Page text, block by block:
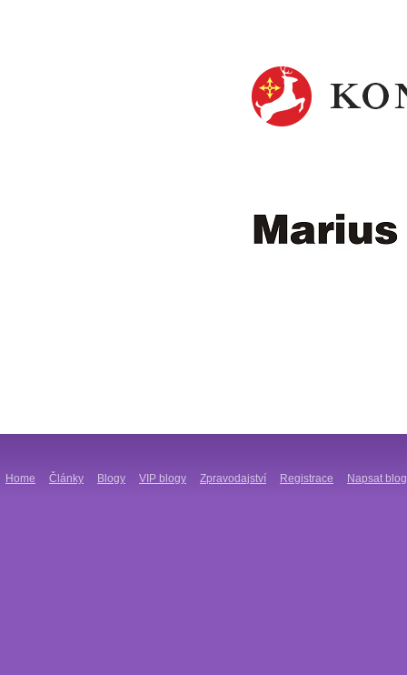
Home Články Blogy VIP blogy Zpravodajství Registrace Napsat blog